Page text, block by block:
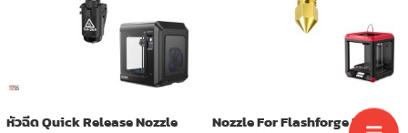
หัวฉีด Quick Release Nozzle
Nozzle For Flashforge Finder